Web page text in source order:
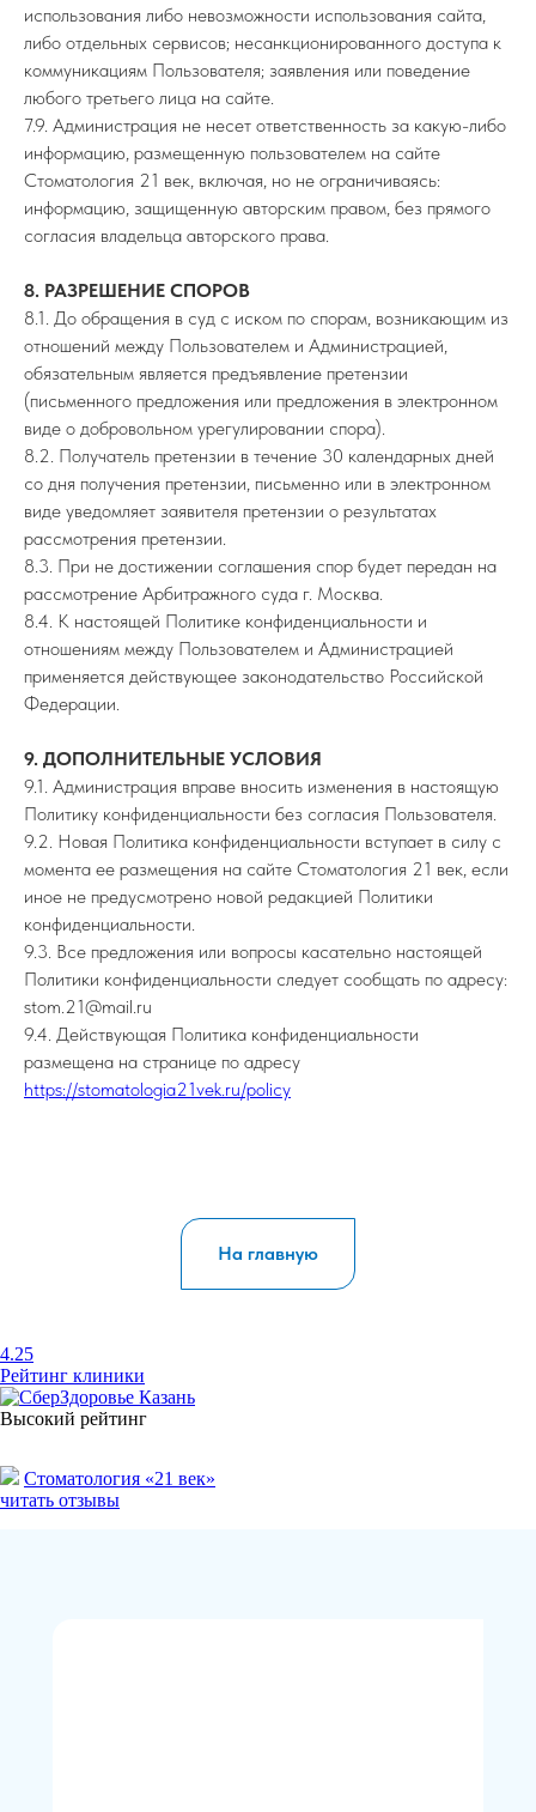
использования либо невозможности использования сайта,
либо отдельных сервисов; несанкционированного доступа к
коммуникациям Пользователя; заявления или поведение
любого третьего лица на сайте.
7.9. Администрация не несет ответственность за какую-либо
информацию, размещенную пользователем на сайте
Стоматология 21 век, включая, но не ограничиваясь:
информацию, защищенную авторским правом, без прямого
согласия владельца авторского права.
8. РАЗРЕШЕНИЕ СПОРОВ
8.1. До обращения в суд с иском по спорам, возникающим из
отношений между Пользователем и Администрацией,
обязательным является предъявление претензии
(письменного предложения или предложения в электронном
виде о добровольном урегулировании спора).
8.2. Получатель претензии в течение 30 календарных дней
со дня получения претензии, письменно или в электронном
виде уведомляет заявителя претензии о результатах
рассмотрения претензии.
8.3. При не достижении соглашения спор будет передан на
рассмотрение Арбитражного суда г. Москва.
8.4. К настоящей Политике конфиденциальности и
отношениям между Пользователем и Администрацией
применяется действующее законодательство Российской
Федерации.
9. ДОПОЛНИТЕЛЬНЫЕ УСЛОВИЯ
9.1. Администрация вправе вносить изменения в настоящую
Политику конфиденциальности без согласия Пользователя.
9.2. Новая Политика конфиденциальности вступает в силу с
момента ее размещения на сайте Стоматология 21 век, если
иное не предусмотрено новой редакцией Политики
конфиденциальности.
9.3. Все предложения или вопросы касательно настоящей
Политики конфиденциальности следует сообщать по адресу:
stom.21@mail.ru
9.4. Действующая Политика конфиденциальности
размещена на странице по адресу
https://stomatologia21vek.ru/policy
На главную
4.25
Рейтинг клиники
Высокий рейтинг
Стоматология «21 век»
читать отзывы